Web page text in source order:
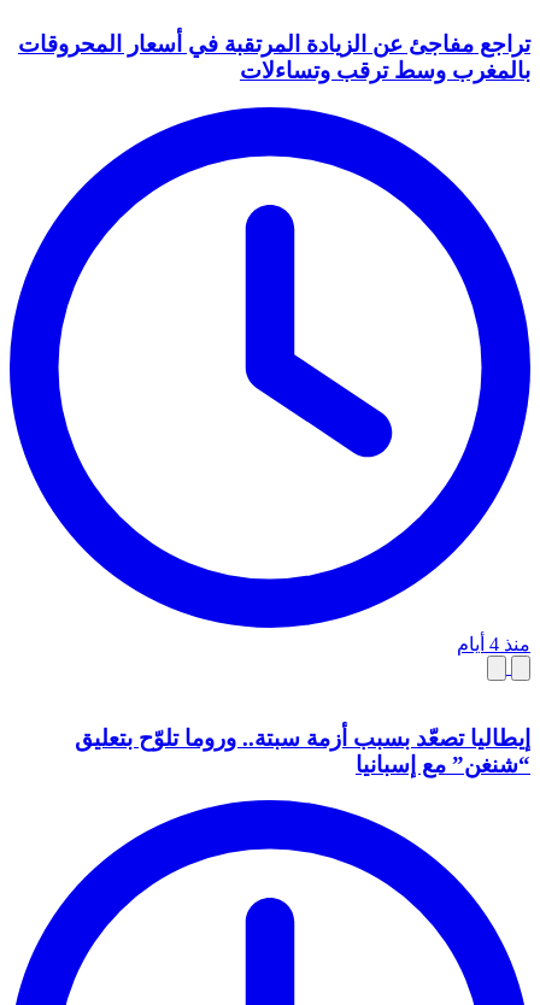
تراجع مفاجئ عن الزيادة المرتقبة في أسعار المحروقات
بالمغرب وسط ترقب وتساءلات
منذ 4 أيام
إيطاليا تصعّد بسبب أزمة سبتة.. وروما تلوّح بتعليق
“شنغن” مع إسبانيا